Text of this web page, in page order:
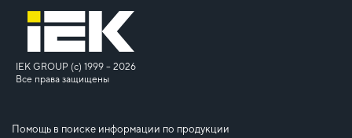
IEK GROUP (c) 1999 – 2026
Все права защищены
Помощь в поиске информации по продукции